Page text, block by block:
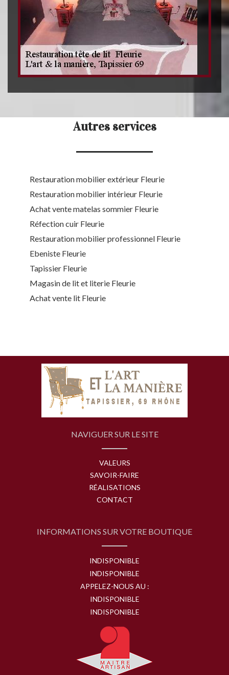
Autres services
Restauration mobilier extérieur Fleurie
Restauration mobilier intérieur Fleurie
Achat vente matelas sommier Fleurie
Réfection cuir Fleurie
Restauration mobilier professionnel Fleurie
Ebeniste Fleurie
Tapissier Fleurie
Magasin de lit et literie Fleurie
Achat vente lit Fleurie
NAVIGUER SUR LE SITE
VALEURS
SAVOIR-FAIRE
RÉALISATIONS
CONTACT
INFORMATIONS SUR VOTRE BOUTIQUE
INDISPONIBLE
INDISPONIBLE
APPELEZ-NOUS AU :
INDISPONIBLE
INDISPONIBLE